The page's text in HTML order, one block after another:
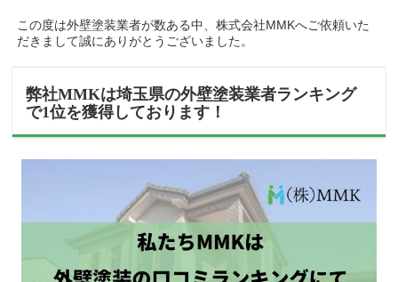
この度は外壁塗装業者が数ある中、株式会社MMKへご依頼いた
だきまして誠にありがとうございました。
弊社MMKは埼玉県の外壁塗装業者ランキング
で1位を獲得しております！